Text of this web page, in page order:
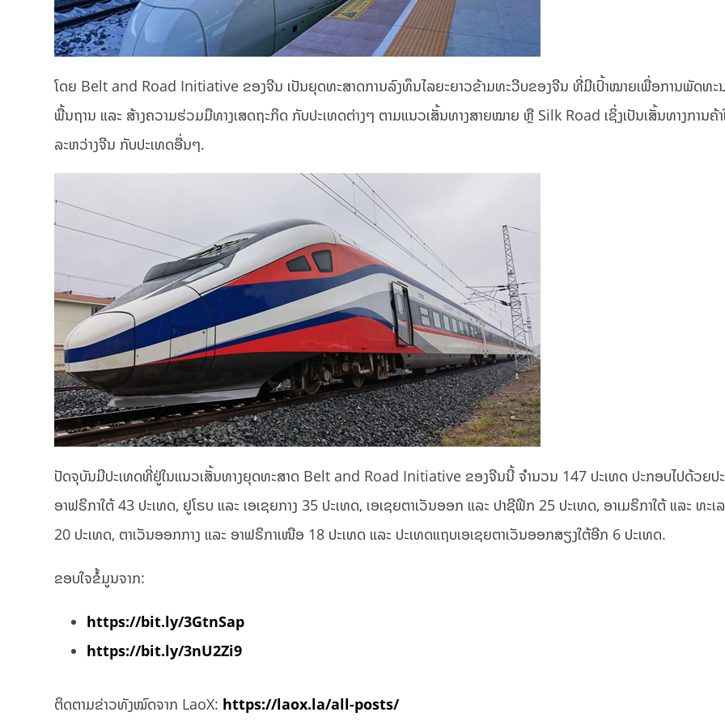
ໂດຍ Belt and Road Initiative ຂອງຈີນ ເປັນຍຸດທະສາດການລົງທຶນໄລຍະຍາວຂ້າມທະວີບຂອງຈີນ ທີ່ມີເປົ້າໝາຍເພື່ອການພັດທະນ
ພື້ນຖານ ແລະ ສ້າງຄວາມຮ່ວມມືທາງເສດຖະກິດ ກັບປະເທດຕ່າງໆ ຕາມແນວເສັ້ນທາງສາຍໝາຍ ຫຼື Silk Road ເຊິ່ງເປັນເສັ້ນທາງການຄ້
ລະຫວ່າງຈີນ ກັບປະເທດອື່ນໆ.
ປັດຈຸບັນມີປະເທດທີ່ຢູ່ໃນແນວເສັ້ນທາງຍຸດທະສາດ Belt and Road Initiative ຂອງຈີນນີ້ ຈຳນວນ 147 ປະເທດ ປະກອບໄປດ້ວຍປ
ອາຟຣິກາໃຕ້ 43 ປະເທດ, ຢູໂຣບ ແລະ ເອເຊຍກາງ 35 ປະເທດ, ເອເຊຍຕາເວັນອອກ ແລະ ປາຊີຟິກ 25 ປະເທດ, ອາເມຣິກາໃຕ້ ແລະ ທະເ
20 ປະເທດ, ຕາເວັນອອກກາງ ແລະ ອາຟຣິກາເໜືອ 18 ປະເທດ ແລະ ປະເທດແຖບເອເຊຍຕາເວັນອອກສຽງໃຕ້ອີກ 6 ປະເທດ.
ຂອບໃຈຂໍ້ມູນຈາກ:
https://bit.ly/3GtnSap
https://bit.ly/3nU2Zi9
ຕິດຕາມຂ່າວທັງໝົດຈາກ LaoX: https://laox.la/all-posts/